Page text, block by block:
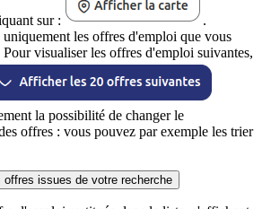
sur :
.
les offres d'emploi que vous
visualiser les offres d'emploi suivantes,
la possibilité de changer le
offres : vous pouvez par exemple les trier
offres issues de votre recherche